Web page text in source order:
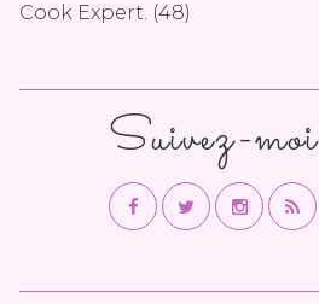
Cook Expert. (48)
Suivez-moi